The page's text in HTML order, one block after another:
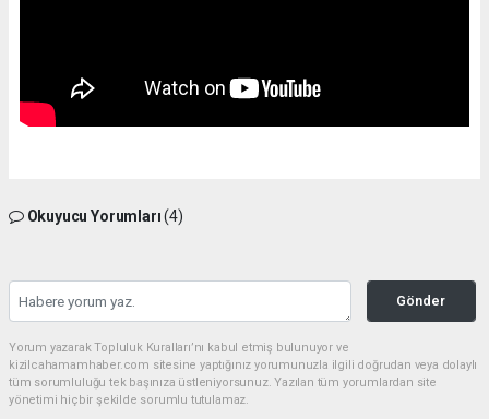
Okuyucu Yorumları(4)
Gönder
Yorum yazarak Topluluk Kuralları’nı kabul etmiş bulunuyor ve
kizilcahamamhaber.com sitesine yaptığınız yorumunuzla ilgili doğrudan veya dolaylı
tüm sorumluluğu tek başınıza üstleniyorsunuz. Yazılan tüm yorumlardan site
yönetimi hiçbir şekilde sorumlu tutulamaz.